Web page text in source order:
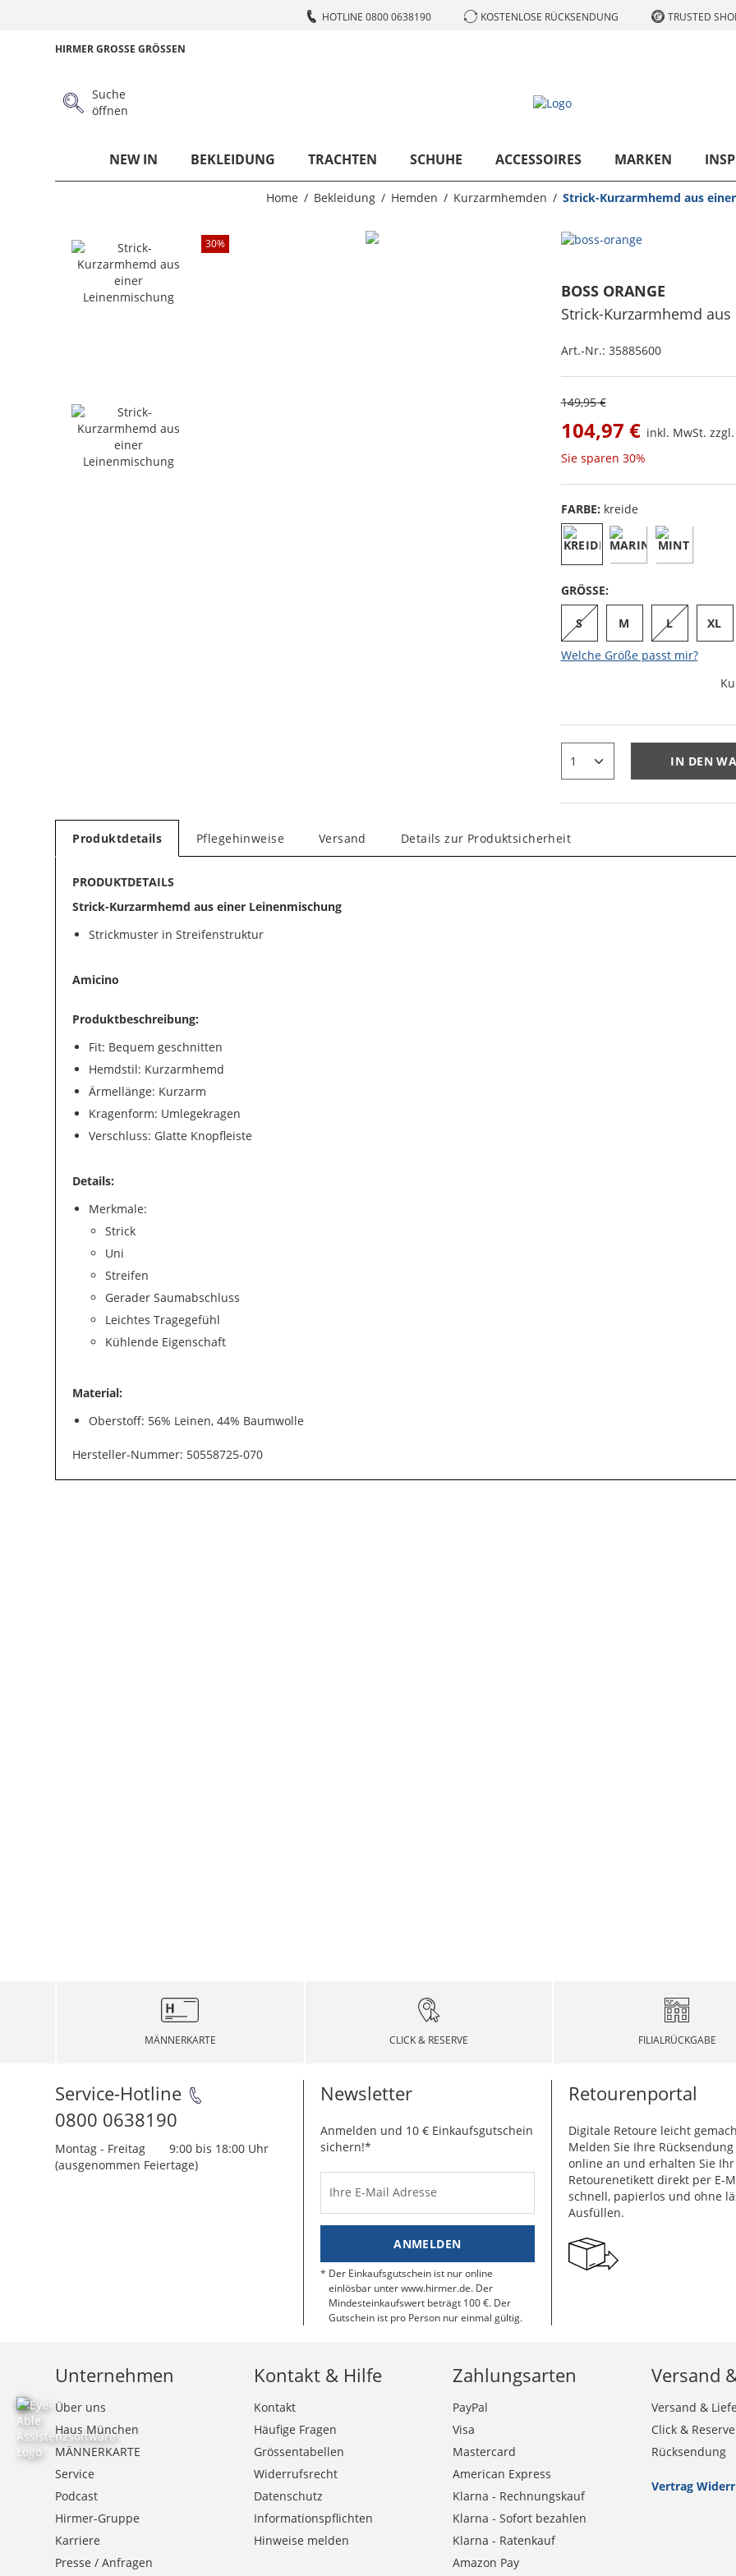
HOTLINE 0800 0638190 KOSTENLOSE RÜCKSENDUNG TRUSTED
HIRMER GROSSE GRÖSSEN
Suche
öffnen
NEW IN BEKLEIDUNG TRACHTEN SCHUHE ACCESSOIRES MARKEN
Home Bekleidung Hemden Kurzarmhemden Strick-Kurzarmhemd aus
30%
BOSS ORANGE
Strick-Kurzarmhemd
Art.-Nr.: 35885600
149,95 €
104,97 € inkl. MwSt. zzgl.
Sie sparen 30%
FARBE: kreide
GRÖSSE:
S M L XL
Welche Größe passt mir?
IN DEN
Produktdetails Pflegehinweise Versand Details zur Produktsicherheit
PRODUKTDETAILS
Strick-Kurzarmhemd aus einer Leinenmischung
Strickmuster in Streifenstruktur
Amicino
Produktbeschreibung:
Fit: Bequem geschnitten
Hemdstil: Kurzarmhemd
Ärmellänge: Kurzarm
Kragenform: Umlegekragen
Verschluss: Glatte Knopfleiste
Details:
Merkmale:
Strick
Uni
Streifen
Gerader Saumabschluss
Leichtes Tragegefühl
Kühlende Eigenschaft
Material:
Oberstoff: 56% Leinen, 44% Baumwolle
Hersteller-Nummer: 50558725-070
MÄNNERKARTE CLICK & RESERVE FILIALRÜCKGABE
Service-Hotline
0800 0638190
Montag - Freitag
9:00 bis 18:00 Uhr
(ausgenommen Feiertage)
Newsletter
Anmelden und 10 € Einkaufsgutschein
sichern!*
Ihre E-Mail Adresse
ANMELDEN
Der Einkaufsgutschein ist nur online
einlösbar unter www.hirmer.de. Der
Mindesteinkaufswert beträgt 100 €. Der
Gutschein ist pro Person nur einmal gültig.
Retourenportal
Digitale Retoure leicht
Melden Sie Ihre
online an und erhalten Sie Ihr
Retourenetikett direkt per E-
schnell, papierlos und ohne
Ausfüllen.
Unternehmen
Über uns
Haus München
MÄNNERKARTE
Service
Podcast
Hirmer-Gruppe
Karriere
Presse / Anfragen
Kontakt & Hilfe
Kontakt
Häufige Fragen
Grössentabellen
Widerrufsrecht
Datenschutz
Informationspflichten
Hinweise melden
Zahlungsarten
PayPal
Visa
Mastercard
American Express
Klarna - Rechnungskauf
Klarna - Sofort bezahlen
Klarna - Ratenkauf
Amazon Pay
Versand
Versand &
Click & Reserve
Rücksendung
Vertrag